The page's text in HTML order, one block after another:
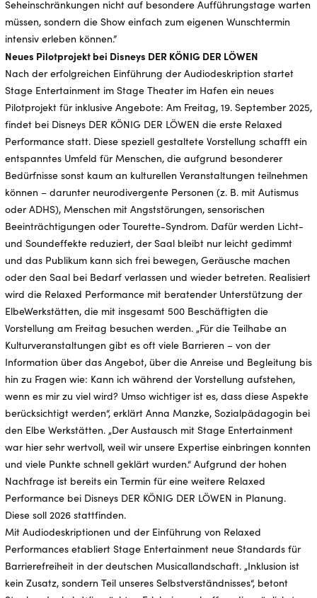
Seheinschränkungen nicht auf besondere Aufführungstage warten
müssen, sondern die Show einfach zum eigenen Wunschtermin
intensiv erleben können.”
Neues Pilotprojekt bei Disneys DER KÖNIG DER LÖWEN
Nach der erfolgreichen Einführung der Audiodeskription startet
Stage Entertainment im Stage Theater im Hafen ein neues
Pilotprojekt für inklusive Angebote: Am Freitag, 19. September 2025,
findet bei Disneys DER KÖNIG DER LÖWEN die erste Relaxed
Performance statt. Diese speziell gestaltete Vorstellung schafft ein
entspanntes Umfeld für Menschen, die aufgrund besonderer
Bedürfnisse sonst kaum an kulturellen Veranstaltungen teilnehmen
können – darunter neurodivergente Personen (z. B. mit Autismus
oder ADHS), Menschen mit Angststörungen, sensorischen
Beeinträchtigungen oder Tourette-Syndrom. Dafür werden Licht-
und Soundeffekte reduziert, der Saal bleibt nur leicht gedimmt
und das Publikum kann sich frei bewegen, Geräusche machen
oder den Saal bei Bedarf verlassen und wieder betreten. Realisiert
wird die Relaxed Performance mit beratender Unterstützung der
ElbeWerkstätten, die mit insgesamt 500 Beschäftigten die
Vorstellung am Freitag besuchen werden. „Für die Teilhabe an
Kulturveranstaltungen gibt es oft viele Barrieren – von der
Information über das Angebot, über die Anreise und Begleitung bis
hin zu Fragen wie: Kann ich während der Vorstellung aufstehen,
wenn es mir zu viel wird? Umso wichtiger ist es, dass diese Aspekte
berücksichtigt werden“, erklärt Anna Manzke, Sozialpädagogin bei
den Elbe Werkstätten. „Der Austausch mit Stage Entertainment
war hier sehr wertvoll, weil wir unsere Expertise einbringen konnten
und viele Punkte schnell geklärt wurden.“ Aufgrund der hohen
Nachfrage ist bereits ein Termin für eine weitere Relaxed
Performance bei Disneys DER KÖNIG DER LÖWEN in Planung.
Diese soll 2026 stattfinden.
Mit Audiodeskriptionen und der Einführung von Relaxed
Performances etabliert Stage Entertainment neue Standards für
Barrierefreiheit in der deutschen Musicallandschaft. „Inklusion ist
kein Zusatz, sondern Teil unseres Selbstverständnisses“, betont